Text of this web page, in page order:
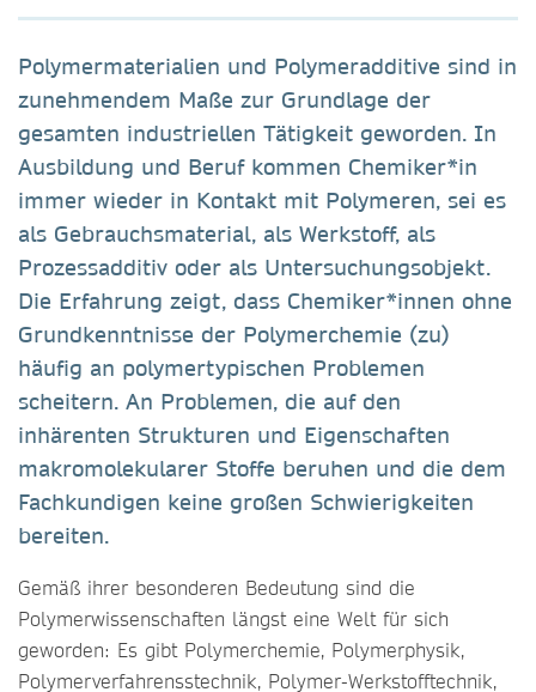
Polymermaterialien und Polymeradditive sind in
zunehmendem Maße zur Grundlage der
gesamten industriellen Tätigkeit geworden. In
Ausbildung und Beruf kommen Chemiker*in
immer wieder in Kontakt mit Polymeren, sei es
als Gebrauchsmaterial, als Werkstoff, als
Prozessadditiv oder als Untersuchungsobjekt.
Die Erfahrung zeigt, dass Chemiker*innen ohne
Grundkenntnisse der Polymerchemie (zu)
häufig an polymertypischen Problemen
scheitern. An Problemen, die auf den
inhärenten Strukturen und Eigenschaften
makromolekularer Stoffe beruhen und die dem
Fachkundigen keine großen Schwierigkeiten
bereiten.
Gemäß ihrer besonderen Bedeutung sind die
Polymerwissenschaften längst eine Welt für sich
geworden: Es gibt Polymerchemie, Polymerphysik,
Polymerverfahrensstechnik, Polymer-Werkstofftechnik,